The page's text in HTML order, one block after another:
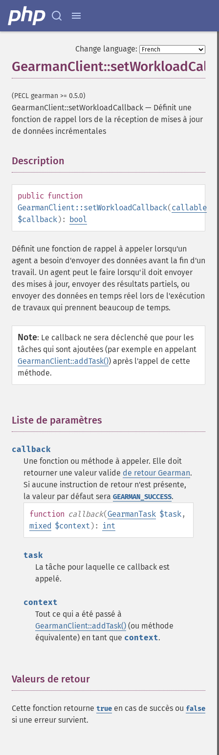
Change language:
(PECL gearman >= 0.5.0)
GearmanClient::setWorkloadCallback — Définit une
fonction de rappel lors de la réception de mises à jour
de données incrémentales
Description
public function
GearmanClient::setWorkloadCallback(callable
$callback): bool
Définit une fonction de rappel à appeler lorsqu'un
agent a besoin d'envoyer des données avant la fin d'un
travail. Un agent peut le faire lorsqu'il doit envoyer
des mises à jour, envoyer des résultats partiels, ou
envoyer des données en temps réel lors de l'exécution
de travaux qui prennent beaucoup de temps.
Note: Le callback ne sera déclenché que pour les
tâches qui sont ajoutées (par exemple en appelant
GearmanClient::addTask()) après l'appel de cette
méthode.
Liste de paramètres
callback
Une fonction ou méthode à appeler. Elle doit
retourner une valeur valide de retour Gearman.
Si aucune instruction de retour n'est présente,
la valeur par défaut sera GEARMAN_SUCCESS.
function callback(GearmanTask $task,
mixed $context ): int
task
La tâche pour laquelle ce callback est
appelé.
context
Tout ce qui a été passé à
GearmanClient::addTask() (ou méthode
équivalente) en tant que context.
Valeurs de retour
Cette fonction retourne true en cas de succès ou false
si une erreur survient.